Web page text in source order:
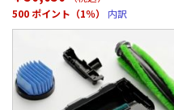
500 ポイント（1％）
内訳